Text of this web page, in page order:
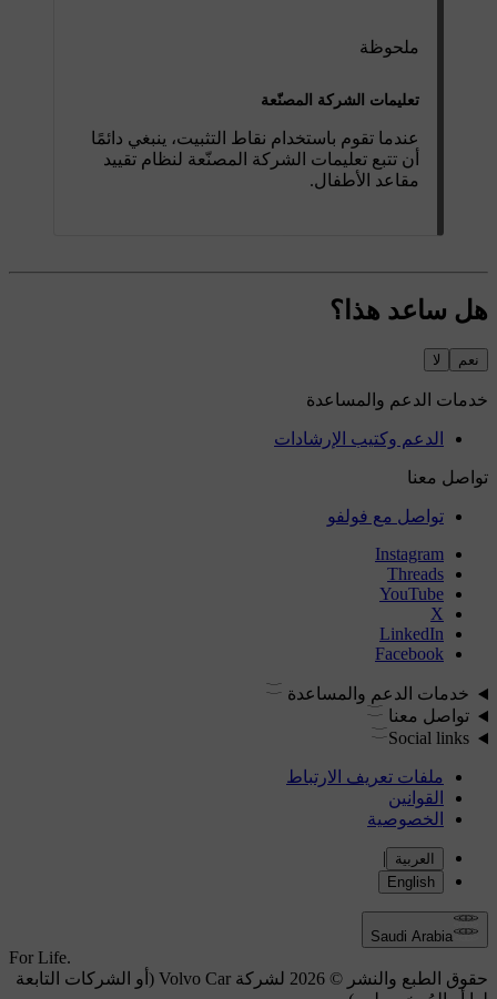
ملحوظة
تعليمات الشركة المصنّعة
عندما تقوم باستخدام نقاط التثبيت، ينبغي دائمًا
أن تتبع تعليمات الشركة المصنّعة لنظام تقييد
مقاعد الأطفال.
هل ساعد هذا؟
نعم لا